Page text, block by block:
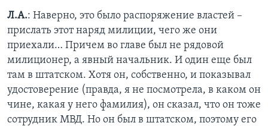
Л.А.: Наверно, это было распоряжение властей –
прислать этот наряд милиции, чего же они
приехали… Причем во главе был не рядовой
милиционер, а явный начальник. И один еще был
там в штатском. Хотя он, собственно, и показывал
удостоверение (правда, я не посмотрела, в каком он
чине, какая у него фамилия), он сказал, что он тоже
сотрудник МВД. Но он был в штатском, поэтому его